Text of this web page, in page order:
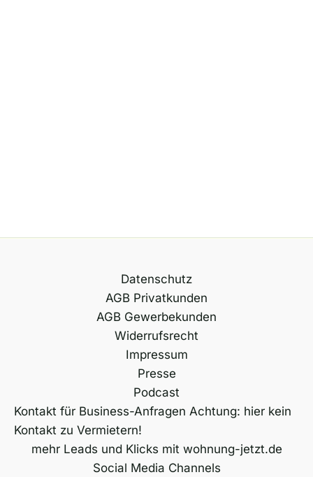
Datenschutz
AGB Privatkunden
AGB Gewerbekunden
Widerrufsrecht
Impressum
Presse
Podcast
Kontakt für Business-Anfragen Achtung: hier kein
Kontakt zu Vermietern!
mehr Leads und Klicks mit wohnung-jetzt.de
Social Media Channels